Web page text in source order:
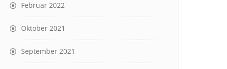
Februar 2022
Oktober 2021
September 2021